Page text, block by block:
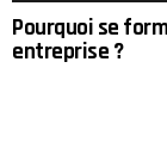
Pourquoi se
entreprise ?